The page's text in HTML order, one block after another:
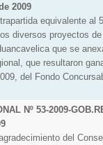
2009
equivalente al
diversos proyectos
que se
que resultaron
del Fondo
Nº 53-2009-
del